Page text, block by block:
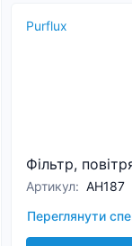
Purflux
Фільтр,
Артикул: AH187
Переглянути